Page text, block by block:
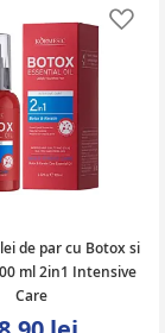
de favorite
de par cu Botox si
ml 2in1 Intensive
Care